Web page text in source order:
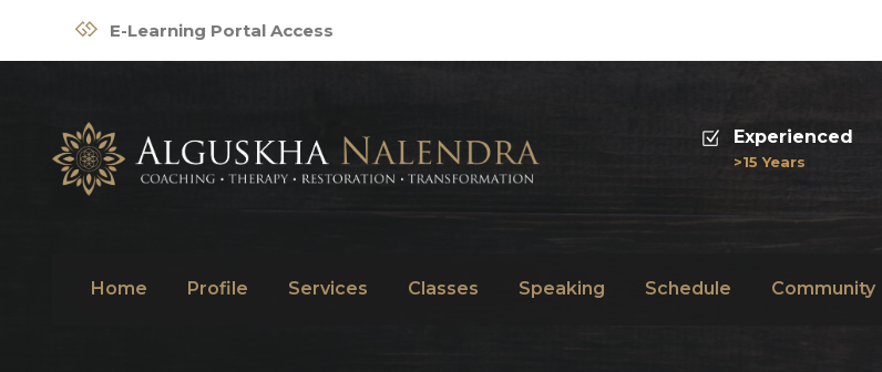
E-Learning Portal Access
Experienced
>15 Years
Home Profile Services Classes Speaking Schedule Community